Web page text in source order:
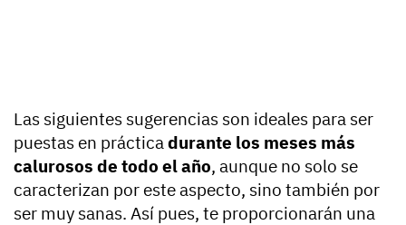
Las siguientes sugerencias son ideales para ser
puestas en prácticadurante los meses más
calurosos de todo el año, aunque no solo se
caracterizan por este aspecto, sino también por
ser muy sanas. Así pues, te proporcionarán una